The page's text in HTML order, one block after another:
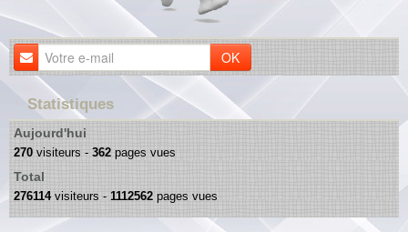
OK
Statistiques
Aujourd'hui
270 visiteurs - 362 pages vues
Total
276114visiteurs - 1112562 pages vues